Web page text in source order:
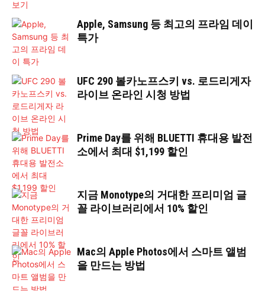
Apple, Samsung 등 최고의 프라임 데이
특가
UFC 290 볼카노프스키 vs. 로드리게자
라이브 온라인 시청 방법
Prime Day를 위해 BLUETTI 휴대용 발전
소에서 최대 $1,199 할인
지금 Monotype의 거대한 프리미엄 글
꼴 라이브러리에서 10% 할인
Mac의 Apple Photos에서 스마트 앨범
을 만드는 방법